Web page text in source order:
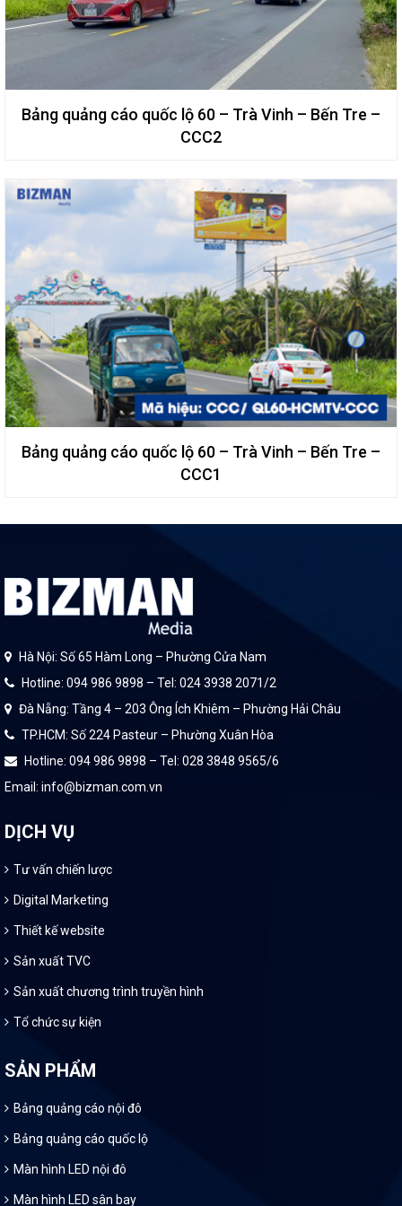
Võ Văn Kiệt (Bắc Thăng Long - Nội Bài)
Bảng quảng cáo quốc lộ 60 – Trà Vinh – Bến Tre –
CCC2
Bảng quảng cáo quốc lộ 60 – Trà Vinh – Bến Tre –
CCC1
Hà Nội: Số 65 Hàm Long – Phường Cửa Nam
Hotline: 094 986 9898 – Tel: 024 3938 2071/2
Đà Nẵng: Tầng 4 – 203 Ông Ích Khiêm – Phường Hải Châu
TP.HCM: Số 224 Pasteur – Phường Xuân Hòa
Hotline: 094 986 9898 – Tel: 028 3848 9565/6
Email: info@bizman.com.vn
DỊCH VỤ
Tư vấn chiến lược
Digital Marketing
Thiết kế website
Sản xuất TVC
Sản xuất chương trình truyền hình
Tổ chức sự kiện
SẢN PHẨM
Bảng quảng cáo nội đô
Bảng quảng cáo quốc lộ
Màn hình LED nội đô
Màn hình LED sân bay